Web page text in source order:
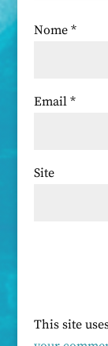
Nome *
Email *
Site
This site